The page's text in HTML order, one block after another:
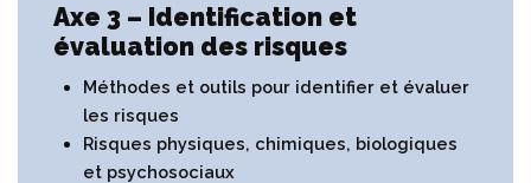
Axe 3 – Identification et
évaluation des risques
Méthodes et outils pour identifier et évaluer
les risques
Risques physiques, chimiques, biologiques
et psychosociaux